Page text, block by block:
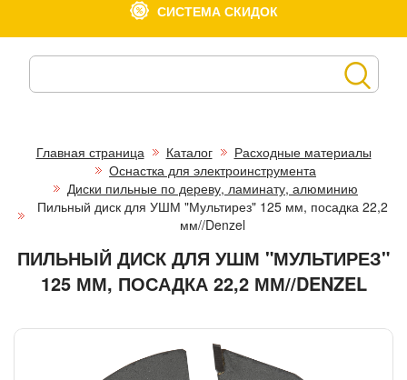
СИСТЕМА СКИДОК
Главная страница Каталог
Расходные материалы
Оснастка для электроинструмента
Диски пильные по дереву, ламинату, алюминию
Пильный диск для УШМ "Мультирез" 125 мм, посадка 22,2
мм//Denzel
ПИЛЬНЫЙ ДИСК ДЛЯ УШМ "МУЛЬТИРЕЗ"
125 ММ, ПОСАДКА 22,2 ММ//DENZEL